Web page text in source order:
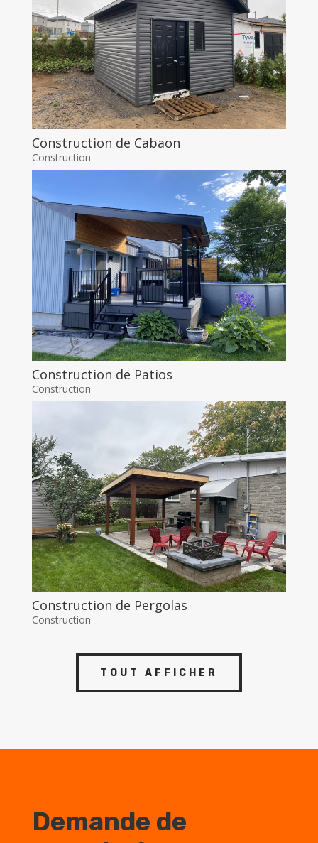
Construction de Cabaon
Construction
Construction de Patios
Construction
Construction de Pergolas
Construction
TOUT AFFICHER
Demande de